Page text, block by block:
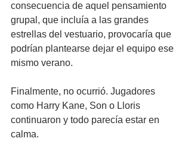
consecuencia de aquel pensamiento
grupal, que incluía a las grandes
estrellas del vestuario, provocaría que
podrían plantearse dejar el equipo ese
mismo verano.
Finalmente, no ocurrió. Jugadores
como Harry Kane, Son o Lloris
continuaron y todo parecía estar en
calma.